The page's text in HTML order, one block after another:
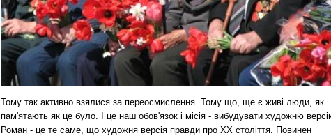
Тому так активно взялися за переосмислення. Тому що, ще є живі люди, як
пам'ятають як це було. І це наш обов'язок і місія - вибудувати художню
Роман - це те саме, що художня версія правди про ХХ століття. Повинен